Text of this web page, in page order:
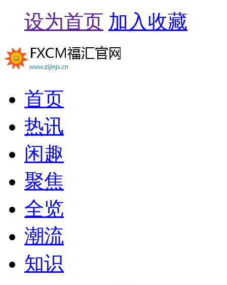
设为首页 加入收藏
首页
热讯
闲趣
聚焦
全览
潮流
知识